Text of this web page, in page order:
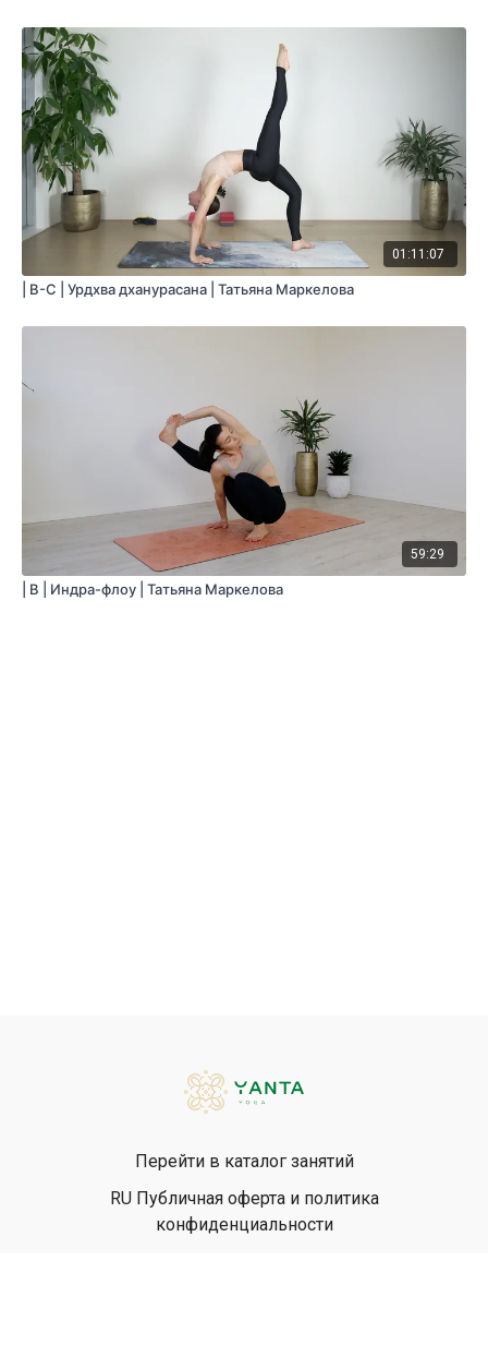
01:11:07
| B-C | Урдхва дханурасана | Татьяна Маркелова
59:29
| B | Индра-флоу | Татьяна Маркелова
Перейти в каталог занятий
RU Публичная оферта и политика
конфиденциальности